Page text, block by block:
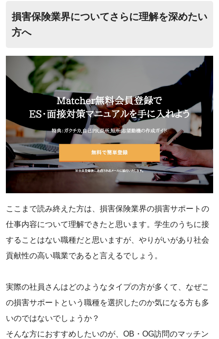
損害保険業界についてさらに理解を深めたい
方へ
‌ここまで読み終えた方は、損害保険業界の損害サポートの
仕事内容について理解できたと思います。学生のうちに接
することはない職種だと思いますが、やりがいがあり社会
貢献性の高い職業であると言えるでしょう。
‌実際の社員さんはどのようなタイプの方が多くて、なぜこ
の損害サポートという職種を選択したのか気になる方も多
いのではないでしょうか？
そんな方におすすめしたいのが、OB・OG訪問のマッチン